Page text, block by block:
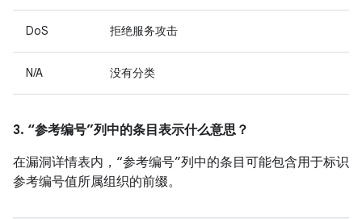
DoS 拒绝服务攻击
N/A 没有分类
3. “参考编号”列中的条目表示什么意思？
在漏洞详情表内，“参考编号”列中的条目可能包含用于标识
参考编号值所属组织的前缀。